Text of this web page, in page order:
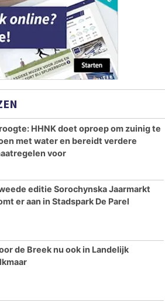
HHNK doet oproep om zuinig te
met water en bereidt verdere
voor
editie Sorochynska Jaarmarkt
er aan in Stadspark De Parel
de Breek nu ook in Landelijk